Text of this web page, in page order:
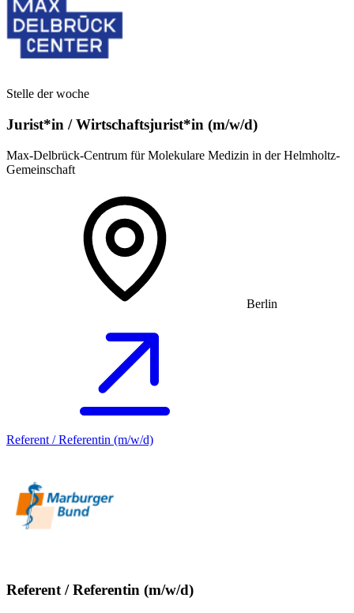
Stelle der woche
Jurist*in / Wirtschafts­jurist*in (m/w/d)
Max-Delbrück-Centrum für Molekulare Medizin in der Helmholtz-
Gemeinschaft
Berlin
Referent / Referentin (m/w/d)
Referent / Referentin (m/w/d)